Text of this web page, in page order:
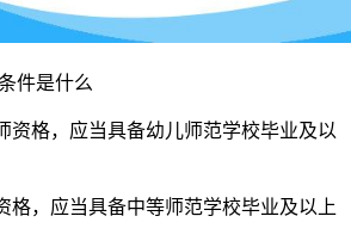
件是什么
资格，应当具备幼儿师范学校毕业及以
格，应当具备中等师范学校毕业及以上